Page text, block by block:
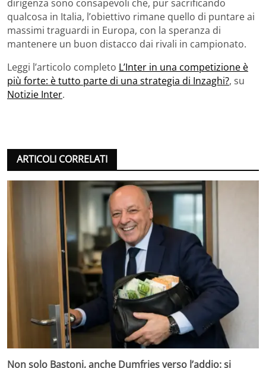
dirigenza sono consapevoli che, pur sacrificando
qualcosa in Italia, l’obiettivo rimane quello di puntare ai
massimi traguardi in Europa, con la speranza di
mantenere un buon distacco dai rivali in campionato.
Leggi l’articolo completo L’Inter in una competizione è
più forte: è tutto parte di una strategia di Inzaghi?, su
Notizie Inter.
ARTICOLI CORRELATI
Non solo Bastoni, anche Dumfries verso l’addio: si